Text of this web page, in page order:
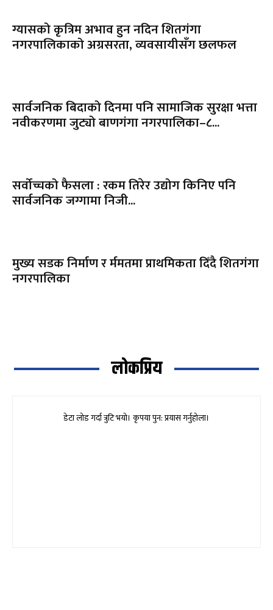
ग्यासको कृत्रिम अभाव हुन नदिन शितगंगा
नगरपालिकाको अग्रसरता, व्यवसायीसँग छलफल
सार्वजनिक बिदाको दिनमा पनि सामाजिक सुरक्षा भत्ता
नवीकरणमा जुट्यो बाणगंगा नगरपालिका–८...
सर्वोच्चको फैसला : रकम तिरेर उद्योग किनिए पनि
सार्वजनिक जग्गामा निजी...
मुख्य सडक निर्माण र र्ममतमा प्राथमिकता दिँदै शितगंगा
नगरपालिका
लोकप्रिय
डेटा लोड गर्दा त्रुटि भयो। कृपया पुन: प्रयास गर्नुहोला।